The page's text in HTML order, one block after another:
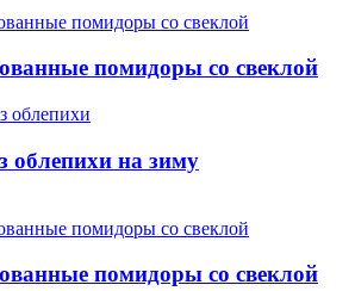
помидоры со свеклой
облепихи на зиму
помидоры со свеклой